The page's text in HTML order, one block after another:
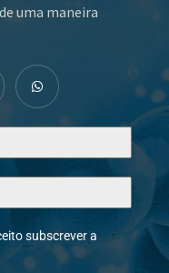
uma maneira
subscrever a